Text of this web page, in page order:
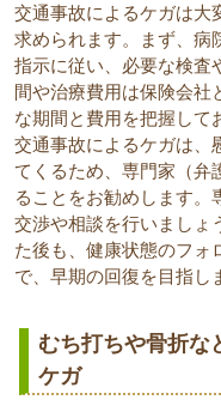
交通事故によるケガは大
求められます。まず、病
指示に従い、必要な検査
間や治療費用は保険会社
な期間と費用を把握して
交通事故によるケガは、
てくるため、専門家（弁
ることをお勧めします。
交渉や相談を行いましょ
た後も、健康状態のフォ
で、早期の回復を目指し
むち打ちや骨折な
ケガ